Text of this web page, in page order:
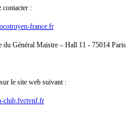
contacter :
france.fr
Général Maistre – Hall 11 - 75014 Paris
le site web suivant :
club.fvctvnf.fr